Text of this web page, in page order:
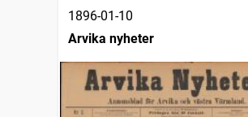
1896-01-10
Arvika nyheter